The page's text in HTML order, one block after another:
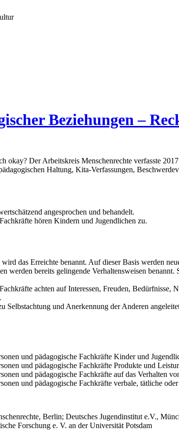
Beziehungen –
okay? Der Arbeitskreis Menschenrechte verfasste
Haltung, Kita-Verfassungen,
angesprochen und behandelt.
hören Kindern und Jugendlichen zu.
das Erreichte benannt. Auf dieser Basis werden
werden bereits gelingende Verhaltensweisen
achten auf Interessen, Freuden,
Selbstachtung und Anerkennung der Anderen
und pädagogische Fachkräfte Kinder und
und pädagogische Fachkräfte Produkte und
und pädagogische Fachkräfte auf das Verhalten
und pädagogische Fachkräfte verbale, tätliche
Berlin; Deutsches Jugendinstitut e.V.,
Forschung e. V. an der Universität Potsdam